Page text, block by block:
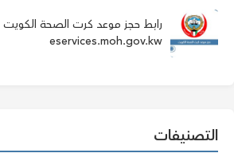
رابط حجز موعد كرت الصحة الكويت
eservices.moh.gov.kw
التصنيفات